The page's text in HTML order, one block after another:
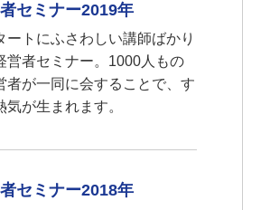
セミナー2019年
ートにふさわしい講師ばかり
営者セミナー。1000人もの
者が一同に会することで、す
気が生まれます。
セミナー2018年